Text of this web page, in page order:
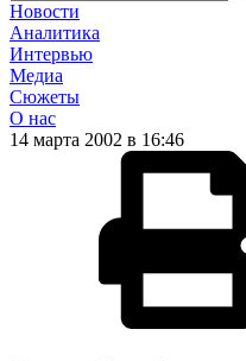
Новости
Аналитика
Интервью
Медиа
Сюжеты
О нас
14 марта 2002 в 16:46